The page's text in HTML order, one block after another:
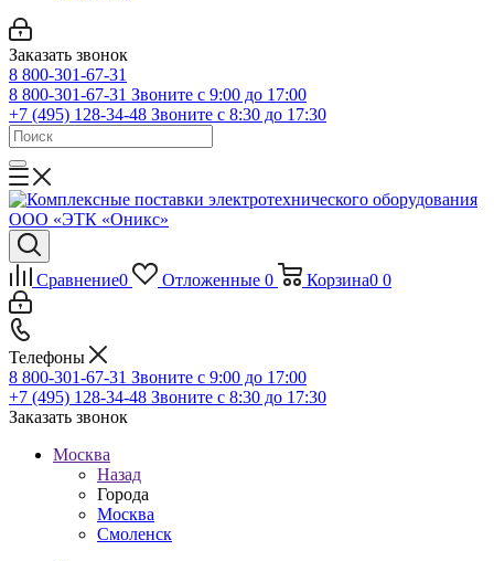
Заказать звонок
8 800-301-67-31
8 800-301-67-31 Звоните с 9:00 до 17:00
+7 (495) 128-34-48 Звоните с 8:30 до 17:30
Сравнение0 Отложенные 0 Корзина0 0
Телефоны
8 800-301-67-31 Звоните с 9:00 до 17:00
+7 (495) 128-34-48 Звоните с 8:30 до 17:30
Заказать звонок
Москва
Назад
Города
Москва
Смоленск